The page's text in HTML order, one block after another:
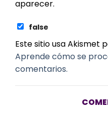
aparecer.
false
Este sitio usa Akismet
Aprende cómo se
comentarios.